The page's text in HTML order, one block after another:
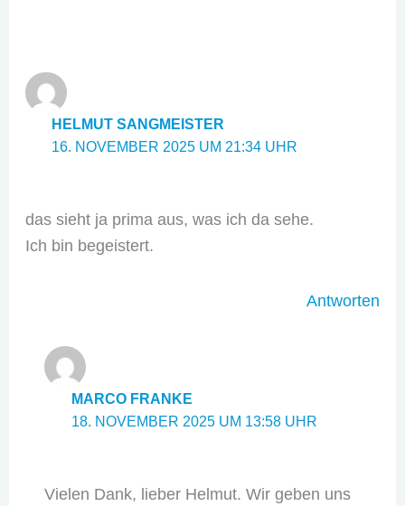
HELMUT SANGMEISTER
16. NOVEMBER 2025 UM 21:34 UHR
das sieht ja prima aus, was ich da sehe.
Ich bin begeistert.
Antworten
MARCO FRANKE
18. NOVEMBER 2025 UM 13:58 UHR
Vielen Dank, lieber Helmut. Wir geben uns